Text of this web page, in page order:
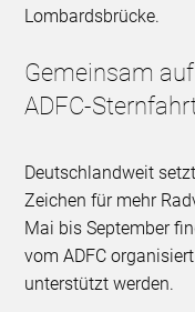
Lombardsbrücke.
Gemeinsam
ADFC-
Deutschlandweit
Zeichen für mehr
Mai bis September
vom ADFC
unterstützt werden.